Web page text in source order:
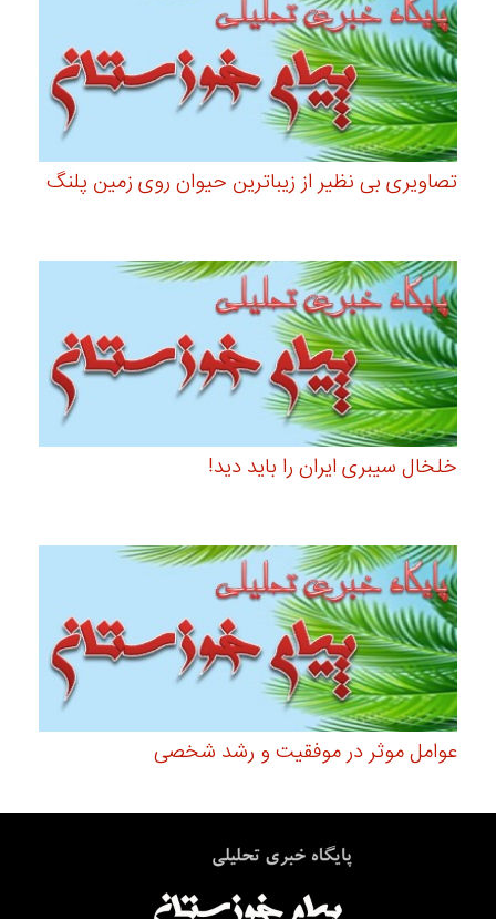
تصاویری بی نظیر از زیباترین حیوان روی زمین پلنگ
خلخال سیبری ایران را باید دید!
عوامل موثر در موفقیت و رشد شخصی